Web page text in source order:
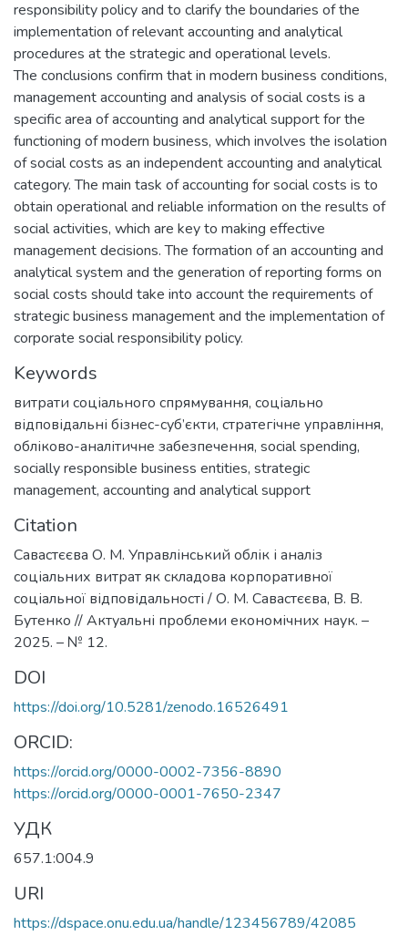
responsibility policy and to clarify the boundaries of the
implementation of relevant accounting and analytical
procedures at the strategic and operational levels.
The conclusions confirm that in modern business conditions,
management accounting and analysis of social costs is a
specific area of accounting and analytical support for the
functioning of modern business, which involves the isolation
of social costs as an independent accounting and analytical
category. The main task of accounting for social costs is to
obtain operational and reliable information on the results of
social activities, which are key to making effective
management decisions. The formation of an accounting and
analytical system and the generation of reporting forms on
social costs should take into account the requirements of
strategic business management and the implementation of
corporate social responsibility policy.
Keywords
витрати соціального спрямування, соціально
відповідальні бізнес-суб’єкти, стратегічне управління,
обліково-аналітичне забезпечення, social spending,
socially responsible business entities, strategic
management, accounting and analytical support
Citation
Савастєєва О. М. Управлінський облік і аналіз
соціальних витрат як складова корпоративної
соціальної відповідальності / О. М. Савастєєва, В. В.
Бутенко // Актуальні проблеми економічних наук. –
2025. – № 12.
DOI
https://doi.org/10.5281/zenodo.16526491
ORCID:
https://orcid.org/0000-0002-7356-8890
https://orcid.org/0000-0001-7650-2347
УДК
657.1:004.9
URI
https://dspace.onu.edu.ua/handle/123456789/42085